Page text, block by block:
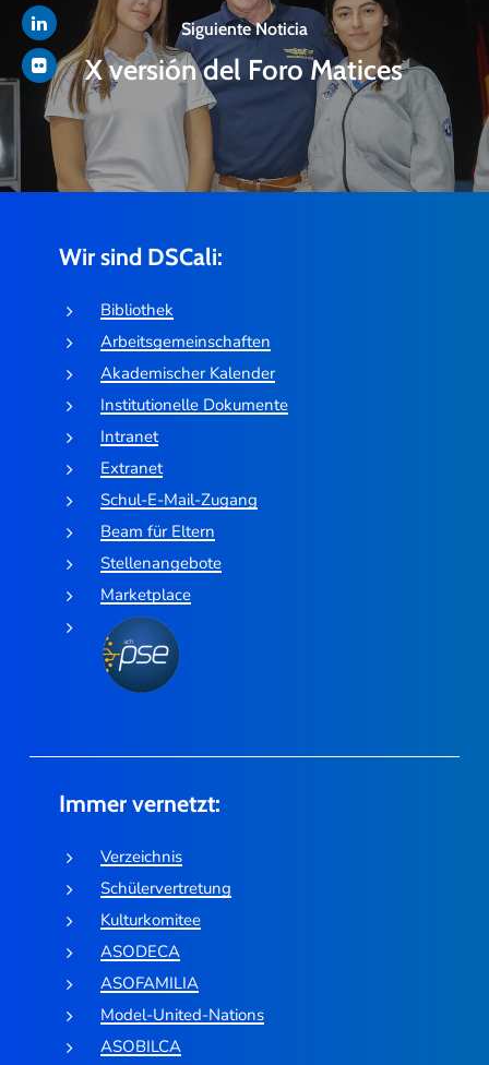
Siguiente Noticia
X versión del Foro Matices
Wir sind DSCali:
Bibliothek
Arbeitsgemeinschaften
Akademischer Kalender
Institutionelle Dokumente
Intranet
Extranet
Schul-E-Mail-Zugang
Beam für Eltern
Stellenangebote
Marketplace
Immer vernetzt:
Verzeichnis
Schülervertretung
Kulturkomitee
ASODECA
ASOFAMILIA
Model-United-Nations
ASOBILCA